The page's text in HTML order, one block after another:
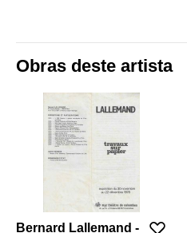
Obras deste artista
Bernard Lallemand -